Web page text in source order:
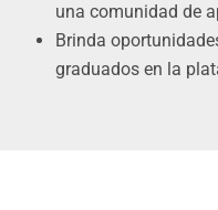
una comunidad de
Brinda
graduados en la